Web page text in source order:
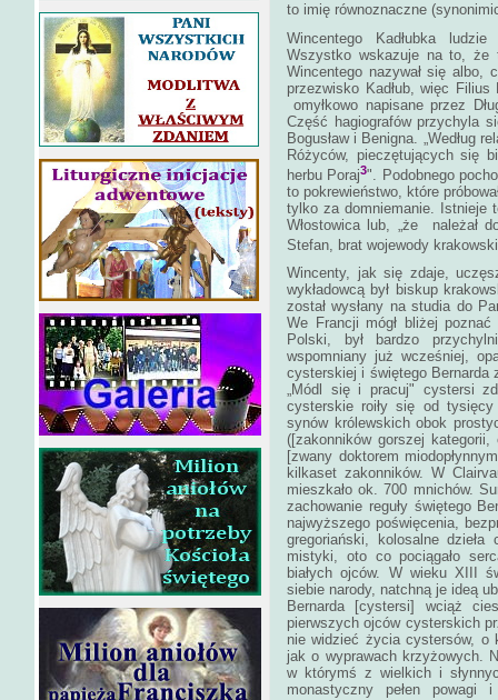
to imię równoznaczne
Wincentego Kadłubka
Wszystko wskazuje na to, że
Wincentego nazywał się albo,
przezwisko Kadłub, więc
omyłkowo napisane przez
Część hagiografów przychyla
Bogusław i Benigna. „Według
Różyców, pieczętujących się
herbu Poraj3". Podobnego
to pokrewieństwo, które
tylko za domniemanie. Istnieje
Włostowica lub, „że należał
Stefan, brat wojewody
Wincenty, jak się zdaje,
wykładowcą był biskup
został wysłany na studia do
We Francji mógł bliżej
Polski, był bardzo
wspomniany już wcześniej,
cysterskiej i świętego Bernarda
„Módl się i pracuj" cystersi
cysterskie roiły się od
synów królewskich obok
([zakonników gorszej
[zwany doktorem
kilkaset zakonników. W
mieszkało ok. 700 mnichów.
zachowanie reguły świętego
najwyższego poświęcenia,
gregoriański, kolosalne
mistyki, oto co pociągało
białych ojców. W wieku XIII
siebie narody, natchną je ideą
Bernarda [cystersi] wciąż
pierwszych ojców cysterskich
nie widzieć życia cystersów, o
jak o wyprawach krzyżowych.
w którymś z wielkich i
monastyczny pełen